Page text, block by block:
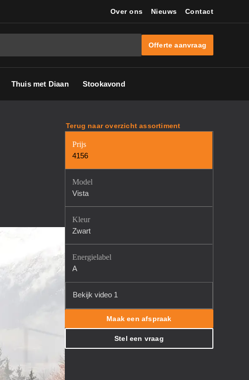
Over ons Nieuws Contact
Offerte aanvraag
Thuis met Diaan Stookavond
Terug naar overzicht assortiment
Prijs
4156
Model
Vista
Kleur
Zwart
Energielabel
A
Bekijk video 1
Maak een afspraak
Stel een vraag